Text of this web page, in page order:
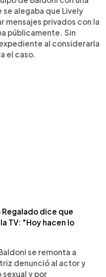
alegaba que Lively
mensajes privados con la
públicamente. Sin
al considerarla
el caso.
dice que
TV: "Hoy hacen lo
se remonta a
denunció al actor y
y por